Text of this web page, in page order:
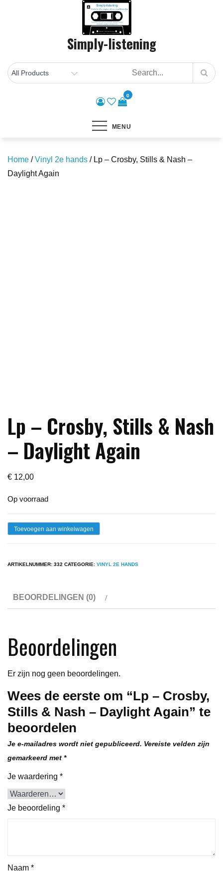
Simply-listening
0
MENU
Home /Vinyl 2e hands / Lp – Crosby, Stills & Nash –
Daylight Again
Lp – Crosby, Stills & Nash
– Daylight Again
€ 12,00
Op voorraad
Lp
Nash
Again
aantal
Toevoegen aan winkelwagen
ARTIKELNUMMER: 332 CATEGORIE: VINYL 2E HANDS
BEOORDELINGEN (0)
Beoordelingen
Er zijn nog geen beoordelingen.
Wees de eerste om “Lp – Crosby,
Stills & Nash – Daylight Again” te
beoordelen
Je e-mailadres wordt niet gepubliceerd. Vereiste velden zijn
gemarkeerd met *
Je waardering *
Je beoordeling *
Naam *